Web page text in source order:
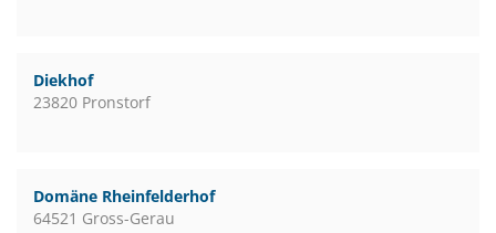
Diekhof
23820 Pronstorf
Domäne Rheinfelderhof
64521 Gross-Gerau